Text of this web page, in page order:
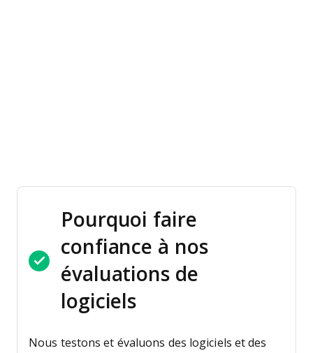
Pourquoi faire
confiance à nos
évaluations de
logiciels
Nous testons et évaluons des logiciels et des